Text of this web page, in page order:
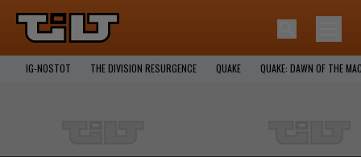
IG-NOSTOT THE DIVISION RESURGENCE QUAKE QUAKE: DAWN OF THE